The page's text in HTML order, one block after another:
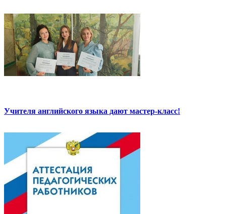
Учителя английского языка дают мастер-класс!